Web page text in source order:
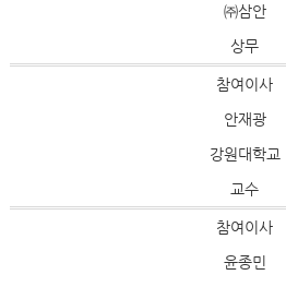
㈜삼안
상무
참여이사
안재광
강원대학교
교수
참여이사
윤종민